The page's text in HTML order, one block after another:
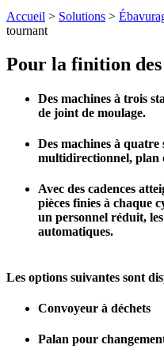
Accueil > Solutions >
tournant
Pour la finition des
Des machines à trois
de joint de moulage.
Des machines à quatre
multidirectionnel, plan
Avec des cadences
pièces finies à chaque
un personnel réduit,
automatiques.
Les options suivantes sont
Convoyeur à déchets
Palan pour